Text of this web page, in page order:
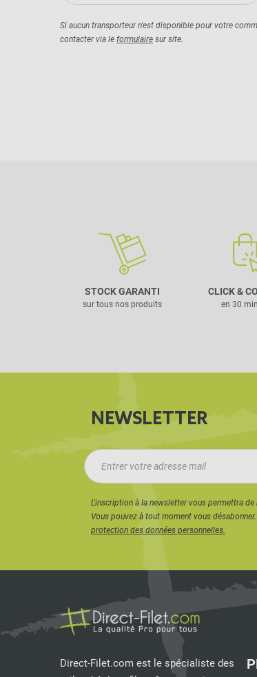
Si aucun transporteur n'est disponible pour votre
contacter via le formulaire sur site.
STOCK GARANTI
sur tous nos produits
CLICK &
en 30
NEWSLETTER
L'inscription à la newsletter vous permettra
Vous pouvez à tout moment vous
protection des données personnelles.
Direct-Filet.com est le spécialiste des